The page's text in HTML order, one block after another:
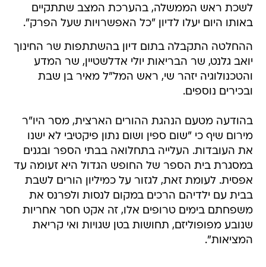
לשכת ראש הממשלה, בהערכת המצב שתתקיים
באותו היום יעלו לדיון "כל האפשרויות שעל הפרק".
ההחלטה התקבלה בתום דיון בהשתתפות שר החינוך
יואב גלנט, שר הבריאות יולי אדלשטיין, שר המדע
והטכנולוגיה יזהר שי, ראש המל"ל מאיר בן שבת
ובכירים נוספים.
בהודעה מטעם הנהגת ההורים הארצית, מסר היו"ר
מירום שיף כי "שום ספין ושום נתון פיקטיבי לא ישנו
את העובדות. העלייה בתחלואה בבתי הספר ובגנים
במסגרת בית הספר של החופש הגדול היא זעומה עד
אפסית. לעומת זאת, לגזור על כמיליון הורים לשבת
בבית עם ילדיהם הרכים במקום לנסות ולפרנס את
משפחתם בימים טרופים אלו, זה אקט חסר אחריות
שנובע מפופוליזם, תחושות בטן שגויות ואי קריאת
המציאות".